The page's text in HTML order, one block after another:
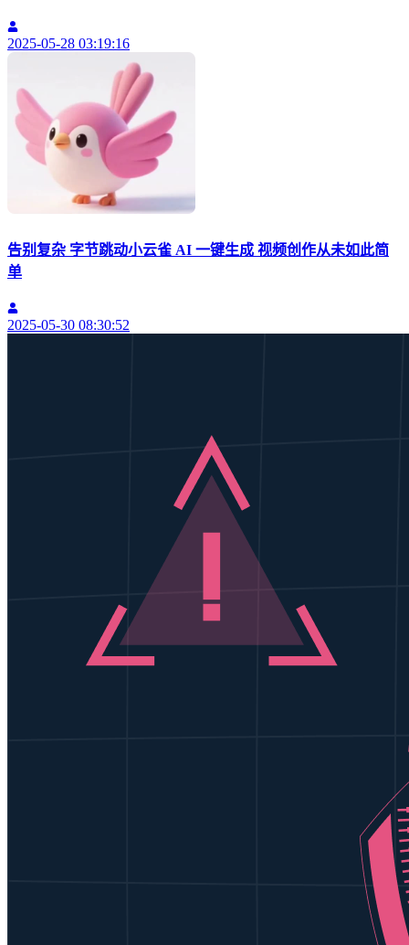
2025-05-28 03:19:16
告别复杂 字节跳动小云雀 AI 一键生成 视频创作从未如此简
单
2025-05-30 08:30:52